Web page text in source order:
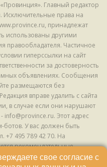
Главный редактор
Исключительные права на
принадлежат
использованы другими
правообладателя. Частичное
гиперссылки на сайт
за достоверность
объявлениях. Сообщения
размещаются без
вправе удалить с сайта
в случае если они нарушают
info@province.ru. Этот адрес
У вас должен быть
+7 495 789 42 70. На
рекомендательные
предоставления
свое согласие с